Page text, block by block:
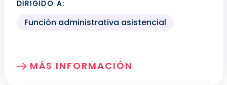
DIRIGIDO A:
Función administrativa asistencial
MÁS INFORMACIÓN
SOBRE: GESTIÓN DE SITUACIONES DE